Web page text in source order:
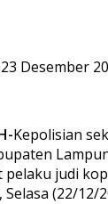
23 Desember
Kepolisian
pelaku judi
(22/12/